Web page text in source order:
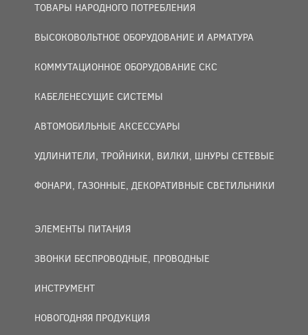
ТОВАРЫ НАРОДНОГО ПОТРЕБЛЕНИЯ
ВЫСОКОВОЛЬТНОЕ ОБОРУДОВАНИЕ И АРМАТУРА
КОММУТАЦИОННОЕ ОБОРУДОВАНИЕ СКС
КАБЕЛЕНЕСУЩИЕ СИСТЕМЫ
АВТОМОБИЛЬНЫЕ АКСЕССУАРЫ
УДЛИНИТЕЛИ, ТРОЙНИКИ, ВИЛКИ, ШНУРЫ СЕТЕВЫЕ
ФОНАРИ, ГАЗОННЫЕ, ДЕКОРАТИВНЫЕ СВЕТИЛЬНИКИ
ЭЛЕМЕНТЫ ПИТАНИЯ
ЗВОНКИ БЕСПРОВОДНЫЕ, ПРОВОДНЫЕ
ИНСТРУМЕНТ
НОВОГОДНЯЯ ПРОДУКЦИЯ